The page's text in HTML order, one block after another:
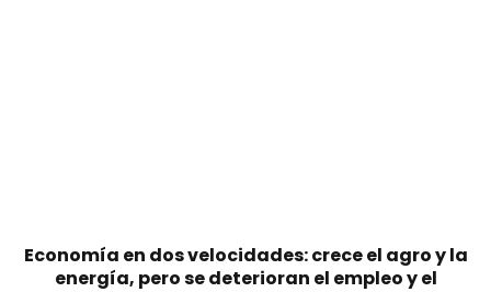
Economía en dos velocidades: crece el agro y la
energía, pero se deterioran el empleo y el